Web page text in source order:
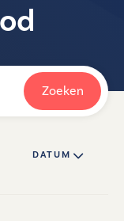
Zoeken
DATUM ↓